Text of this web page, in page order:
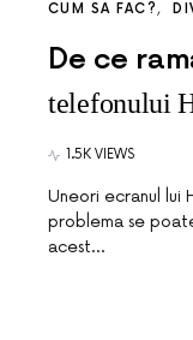
CUM SA FAC?
De ce
telefonului
1.5K VIEWS
Uneori ecranul lui
problema se
acest…